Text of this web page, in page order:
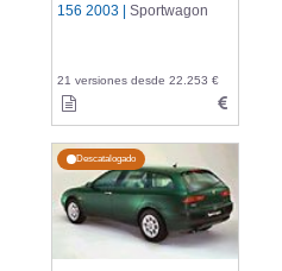
156 2003 | Sportwagon
21 versiones desde 22.253 €
Descatalogado